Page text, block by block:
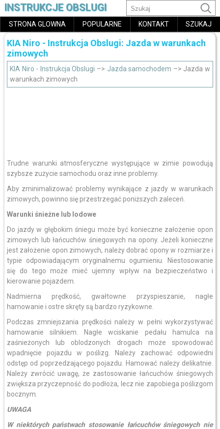
INSTRUKCJE OBSLUGI
STRONA GLOWNA POPULARNE KONTAKT SZUKAJ
KIA Niro - Instrukcja Obslugi: Jazda w warunkach
zimowych
KIA Niro - Instrukcja Obslugi –> Jazda samochodem –> Jazda w
warunkach zimowych
Trudne warunki atmosferyczne występujące w zimie powodują
szybsze zużycie samochodu oraz inne problemy.
Aby zminimalizować problemy wynikające z jazdy w warunkach
zimowych, powinno się przestrzegać poniższych zaleceń.
Warunki śnieżne lub lodowe
Do jazdy w głębokim śniegu może być konieczne założenie opon
zimowych lub łańcuchów śniegowych na opony. Jeżeli konieczne
jest założenie opon zimowych, należy dobrać opony w rozmiarze i
typie odpowiadającym oryginalnemu ogumieniu. Niestosowanie
się do tego może mieć ujemny wpływ na bezpieczeństwo i
kierowanie pojazdem.
Nadmierna prędkość, gwałtowne przyspieszanie, nagłe
hamowanie i ostre skręty są bardzo ryzykowne.
Podczas zmniejszania prędkości należy w pełni wykorzystywać
hamowanie silnikiem. Nagłe wciskanie pedału hamulca na
zaśnieżonych lub oblodzonych drogach może spowodować
wpadnięcie pojazdu w poślizg. Należy zachować odpowiedni
odstęp od poprzedzającego pojazdu. Hamować należy delikatnie.
Należy zwrócić uwagę, że zastosowanie łańcuchów śniegowych
zwiększa przyczepność do podłoża, lecz nie zapobiega poślizgom
bocznym.
UWAGA
W niektórych państwach stosowanie łańcuchów śniegowych nie